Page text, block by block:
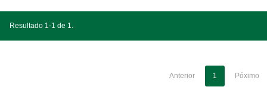
Resultado 1-1 de 1.
Anterior 1 Póximo